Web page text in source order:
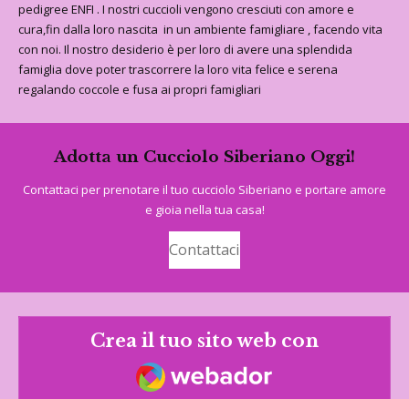
pedigree ENFI . I nostri cuccioli vengono cresciuti con amore e
cura,fin dalla loro nascita in un ambiente famigliare , facendo vita
con noi. Il nostro desiderio è per loro di avere una splendida
famiglia dove poter trascorrere la loro vita felice e serena
regalando coccole e fusa ai propri famigliari
Adotta un Cucciolo Siberiano Oggi!
Contattaci per prenotare il tuo cucciolo Siberiano e portare amore
e gioia nella tua casa!
Contattaci
Crea il tuo sito web con
Webador